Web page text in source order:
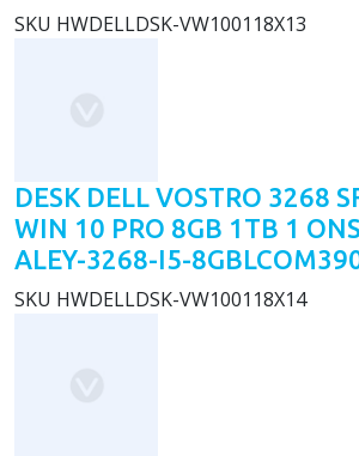
SKU HWDELLDSK-VW100118X13
DESK DELL VOSTRO 3268
WIN 10 PRO 8GB 1TB 1
ALEY-3268-I5-
SKU HWDELLDSK-VW100118X14